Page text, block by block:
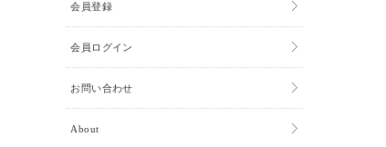
会員登録
会員ログイン
お問い合わせ
About